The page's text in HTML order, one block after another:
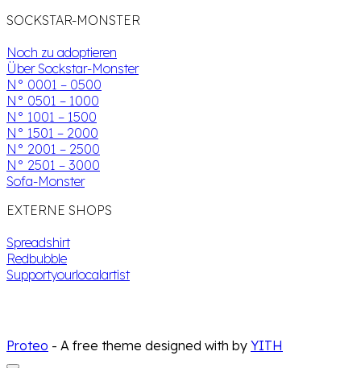
SOCKSTAR-MONSTER
Noch zu adoptieren
Über Sockstar-Monster
N° 0001 – 0500
N° 0501 – 1000
N° 1001 – 1500
N° 1501 – 2000
N° 2001 – 2500
N° 2501 – 3000
Sofa-Monster
EXTERNE SHOPS
Spreadshirt
Redbubble
Supportyourlocalartist
Proteo - A free theme designed with by YITH